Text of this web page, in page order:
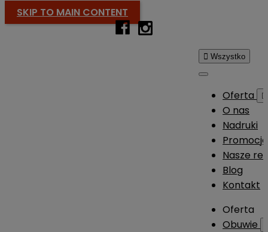
SKIP TO MAIN CONTENT
 Wszystko
Oferta 
O nas
Nadruki
Promocje
Nasze
Blog
Kontakt
Oferta
Obuwie